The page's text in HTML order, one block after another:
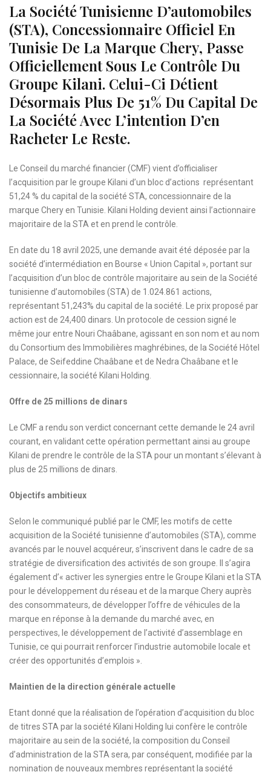
La Société Tunisienne D’automobiles
(STA), Concessionnaire Officiel En
Tunisie De La Marque Chery, Passe
Officiellement Sous Le Contrôle Du
Groupe Kilani. Celui-Ci Détient
Désormais Plus De 51% Du Capital De
La Société Avec L’intention D’en
Racheter Le Reste.
Le Conseil du marché financier (CMF) vient d’officialiser
l’acquisition par le groupe Kilani d’un bloc d’actions représentant
51,24 % du capital de la société STA, concessionnaire de la
marque Chery en Tunisie. Kilani Holding devient ainsi l’actionnaire
majoritaire de la STA et en prend le contrôle.
En date du 18 avril 2025, une demande avait été déposée par la
société d’intermédiation en Bourse « Union Capital », portant sur
l’acquisition d’un bloc de contrôle majoritaire au sein de la Société
tunisienne d’automobiles (STA) de 1.024.861 actions,
représentant 51,243% du capital de la société. Le prix proposé par
action est de 24,400 dinars. Un protocole de cession signé le
même jour entre Nouri Chaâbane, agissant en son nom et au nom
du Consortium des Immobilières maghrébines, de la Société Hôtel
Palace, de Seifeddine Chaâbane et de Nedra Chaâbane et le
cessionnaire, la société Kilani Holding.
Offre de 25 millions de dinars
Le CMF a rendu son verdict concernant cette demande le 24 avril
courant, en validant cette opération permettant ainsi au groupe
Kilani de prendre le contrôle de la STA pour un montant s’élevant à
plus de 25 millions de dinars.
Objectifs ambitieux
Selon le communiqué publié par le CMF, les motifs de cette
acquisition de la Société tunisienne d’automobiles (STA), comme
avancés par le nouvel acquéreur, s’inscrivent dans le cadre de sa
stratégie de diversification des activités de son groupe. Il s’agira
également d’« activer les synergies entre le Groupe Kilani et la STA
pour le développement du réseau et de la marque Chery auprès
des consommateurs, de développer l’offre de véhicules de la
marque en réponse à la demande du marché avec, en
perspectives, le développement de l’activité d’assemblage en
Tunisie, ce qui pourrait renforcer l’industrie automobile locale et
créer des opportunités d’emplois ».
Maintien de la direction générale actuelle
Etant donné que la réalisation de l’opération d’acquisition du bloc
de titres STA par la société Kilani Holding lui confère le contrôle
majoritaire au sein de la société, la composition du Conseil
d’administration de la STA sera, par conséquent, modifiée par la
nomination de nouveaux membres représentant la société